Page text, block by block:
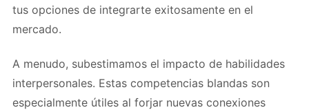
tus opciones de integrarte exitosamente en el
mercado.
A menudo, subestimamos el impacto de habilidades
interpersonales. Estas competencias blandas son
especialmente útiles al forjar nuevas conexiones